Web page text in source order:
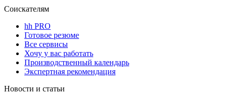
Соискателям
hh PRO
Готовое резюме
Все сервисы
Хочу у вас работать
Производственный календарь
Экспертная рекомендация
Новости и статьи